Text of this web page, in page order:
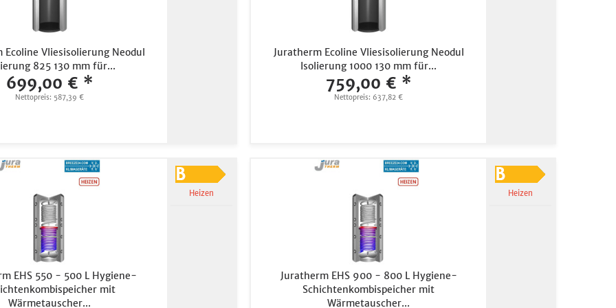
Ecoline Vliesisolierung Neodul
825 130 mm für...
699,00 € *
Nettopreis: 587,39 €
Juratherm Ecoline Vliesisolierung Neodul
Isolierung 1000 130 mm für...
759,00 € *
Nettopreis: 637,82 €
EHS 550 - 500 L Hygiene-
mit
Wärmetauscher...
Heizen
Juratherm EHS 900 - 800 L Hygiene-
Schichtenkombispeicher mit
Wärmetauscher...
Heizen